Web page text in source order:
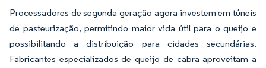
Processadores de segunda geração agora investem em túneis
de pasteurização, permitindo maior vida útil para o queijo e
possibilitando a distribuição para cidades secundárias.
Fabricantes especializados de queijo de cabra aproveitam a